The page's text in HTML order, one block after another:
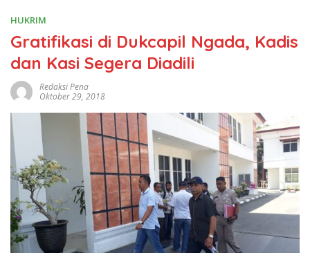
HUKRIM
Gratifikasi di Dukcapil Ngada, Kadis
dan Kasi Segera Diadili
Redaksi Pena
Oktober 29, 2018